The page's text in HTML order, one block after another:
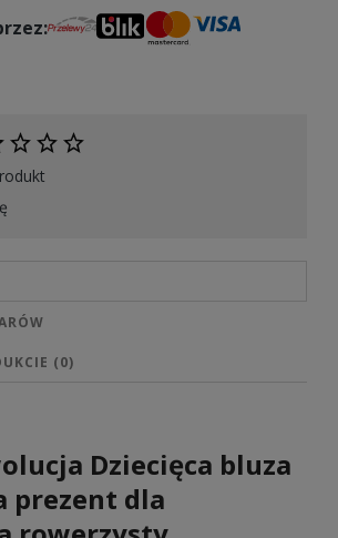
(0)
Dziecięca bluza
prezent dla